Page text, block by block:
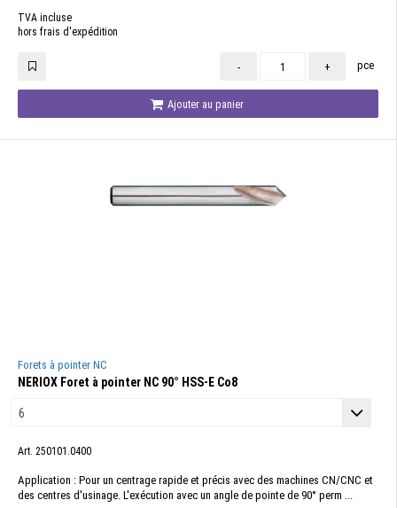
TVA incluse
hors frais d'expédition
- + pce
Ajouter au panier
Forets à pointer NC
NERIOX Foret à pointer NC 90° HSS-E Co8
Art. 250101.0400
Application : Pour un centrage rapide et précis avec des machines CN/CNC et
des centres d'usinage. L'exécution avec un angle de pointe de 90° perm ...